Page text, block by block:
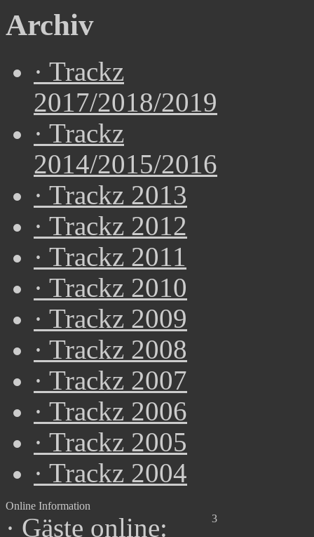
Archiv
· Trackz
2017/2018/2019
· Trackz
2014/2015/2016
· Trackz 2013
· Trackz 2012
· Trackz 2011
· Trackz 2010
· Trackz 2009
· Trackz 2008
· Trackz 2007
· Trackz 2006
· Trackz 2005
· Trackz 2004
Online Information
· Gäste online: 3